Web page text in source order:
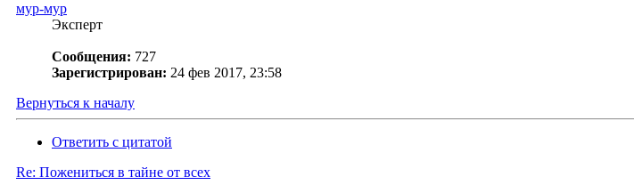
мур-мур
Эксперт
Сообщения: 727
Зарегистрирован: 24 фев 2017, 23:58
Вернуться к началу
Ответить с цитатой
Re: Пожениться в тайне от всех